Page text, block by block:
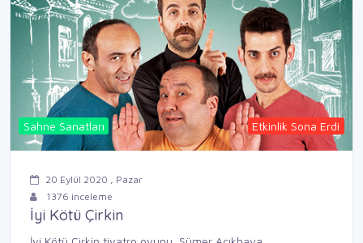
Sahne Sanatları Etkinlik Sona Erdi
20 Eylül 2020 , Pazar
1376 inceleme
İyi Kötü Çirkin